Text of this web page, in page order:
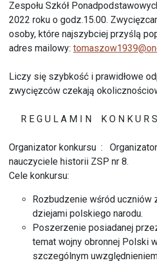
Zespołu Szkół
2022 roku o godz.15.00.
osoby, które najszybciej przyślą
adres mailowy:
Liczy się szybkość i prawidłowe
zwycięzców czekają
R E G U L A M I N K O N K U R
Organizator konkursu :
nauczyciele historii ZSP nr 8.
Cele konkursu:
Rozbudzenie wśród uczniów
dziejami polskiego narodu.
Poszerzenie posiadanej
temat wojny obronnej Polski
szczególnym